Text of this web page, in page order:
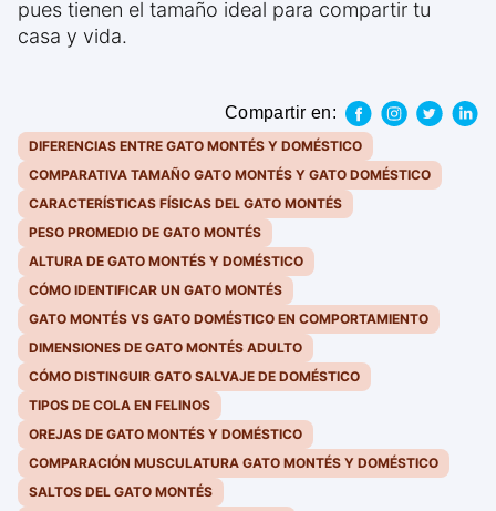
pues tienen el tamaño ideal para compartir tu
casa y vida.
Compartir en:
DIFERENCIAS ENTRE GATO MONTÉS Y DOMÉSTICO
COMPARATIVA TAMAÑO GATO MONTÉS Y GATO DOMÉSTICO
CARACTERÍSTICAS FÍSICAS DEL GATO MONTÉS
PESO PROMEDIO DE GATO MONTÉS
ALTURA DE GATO MONTÉS Y DOMÉSTICO
CÓMO IDENTIFICAR UN GATO MONTÉS
GATO MONTÉS VS GATO DOMÉSTICO EN COMPORTAMIENTO
DIMENSIONES DE GATO MONTÉS ADULTO
CÓMO DISTINGUIR GATO SALVAJE DE DOMÉSTICO
TIPOS DE COLA EN FELINOS
OREJAS DE GATO MONTÉS Y DOMÉSTICO
COMPARACIÓN MUSCULATURA GATO MONTÉS Y DOMÉSTICO
SALTOS DEL GATO MONTÉS